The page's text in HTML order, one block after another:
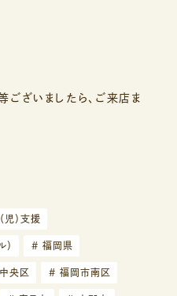
ございましたら、ご来店ま
児）支援
） # 福岡県
央区 # 福岡市南区